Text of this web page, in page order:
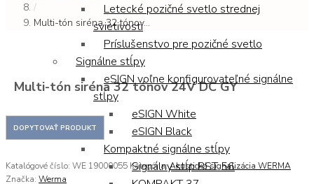
Letecké pozičné svetlo strednej
svietivosti
Príslušenstvo pre pozičné svetlo
Signálne stĺpy
eSIGN voľne konfigurovateľné signálne
stĺpy
eSIGN White
eSIGN Black
Kompaktné signálne stĺpy
Signálny stĺp RST 56
/
Multi-tón siréna 32 tónov...
Multi-tón siréna 32 tónov 24V DC GY
Katalógové číslo: WE 19000055 Kategória:Akustická signalizácia WERMA
Značka: Werma